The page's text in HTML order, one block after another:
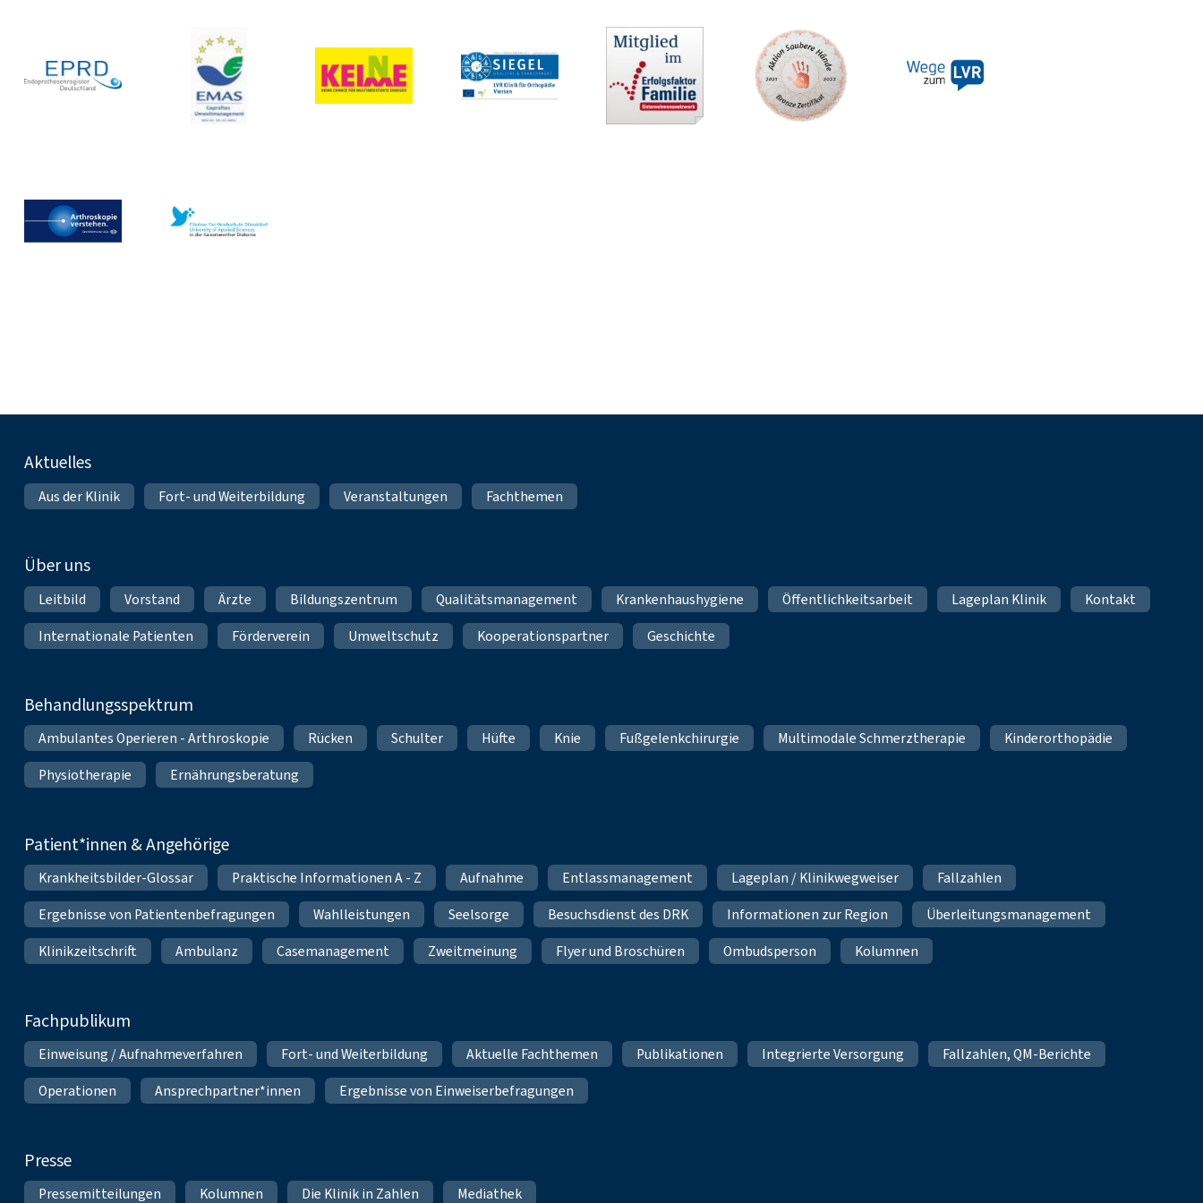
Fußnavigation
Aktuelles
Aus der Klinik Fort- und Weiterbildung Veranstaltungen Fachthemen
Über uns
Leitbild Vorstand Ärzte Bildungszentrum Qualitätsmanagement Krankenhaushygiene Öffentlichkeitsarbeit Lageplan Klinik
Kontakt
Internationale Patienten
Förderverein Umweltschutz Kooperationspartner Geschichte
Behandlungsspektrum
Ambulantes Operieren - Arthroskopie Rücken Schulter Hüfte Knie Fußgelenkchirurgie Multimodale Schmerztherapie
Kinderorthopädie
Physiotherapie
Ernährungsberatung
Patient*innen & Angehörige
Krankheitsbilder-Glossar Praktische Informationen A - Z Aufnahme Entlassmanagement Lageplan / Klinikwegweiser
Fallzahlen
Ergebnisse von Patientenbefragungen
Wahlleistungen Seelsorge Besuchsdienst des DRK Informationen zur Region
Überleitungsmanagement
Klinikzeitschrift
Ambulanz Casemanagement Zweitmeinung Flyer und Broschüren Ombudsperson Kolumnen
Fachpublikum
Einweisung / Aufnahmeverfahren Fort- und Weiterbildung Aktuelle Fachthemen Publikationen Integrierte Versorgung
Fallzahlen, QM-Berichte
Operationen
Ansprechpartner*innen Ergebnisse von Einweiserbefragungen
Presse
Pressemitteilungen Kolumnen Die Klinik in Zahlen Mediathek